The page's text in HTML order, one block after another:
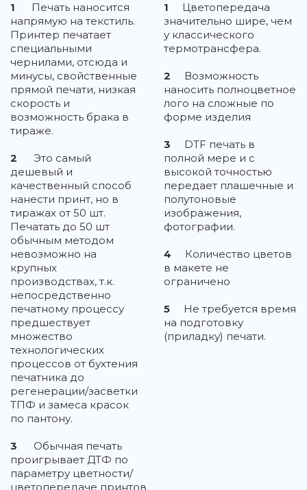
1
Печать наносится
напрямую на текстиль.
Принтер печатает
специальными
чернилами, отсюда и
минусы, свойственные
прямой печати, низкая
скорость и
возможность брака в
тираже.
2
Это самый
дешевый и
качественный способ
нанести принт, но в
тиражах от 50 шт.
Печатать до 50 шт
обычным методом
невозможно на
крупных
производствах, т.к.
непосредственно
печатному процессу
предшествует
множество
технологических
процессов от бухтения
печатника до
регенерации/засветки
ТПФ и замеса красок
по пантону.
3
Обычная печать
проигрывает ДТФ по
параметру цветности/
цветопередаче принтов.
1
Цветопередача
значительно шире, чем
у классического
термотрансфера.
2
Возможность
наносить полноцветное
лого на сложные по
форме изделия
3
DTF печать в
полной мере и с
высокой точностью
передает плашечные и
полутоновые
изображения,
фотографии.
4
Количество цветов
в макете не
ограничено
5
Не требуется время
на подготовку
(приладку) печати.